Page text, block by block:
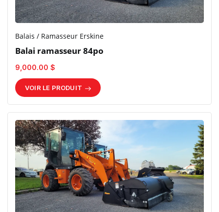
Balais / Ramasseur Erskine
Balai ramasseur 84po
9,000.00 $
VOIR LE PRODUIT